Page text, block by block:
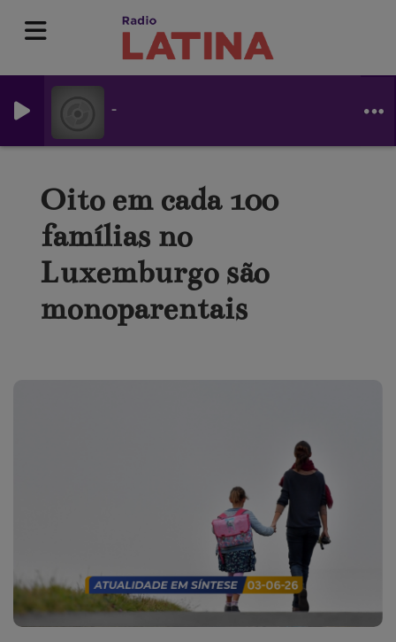
-
Oito em cada 100
famílias no
Luxemburgo são
monoparentais